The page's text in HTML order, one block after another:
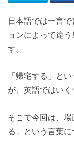
日本語では一言
ョンによって違
す。
「帰宅する」と
が、英語ではいく
そこで今回は、
る」という言葉に